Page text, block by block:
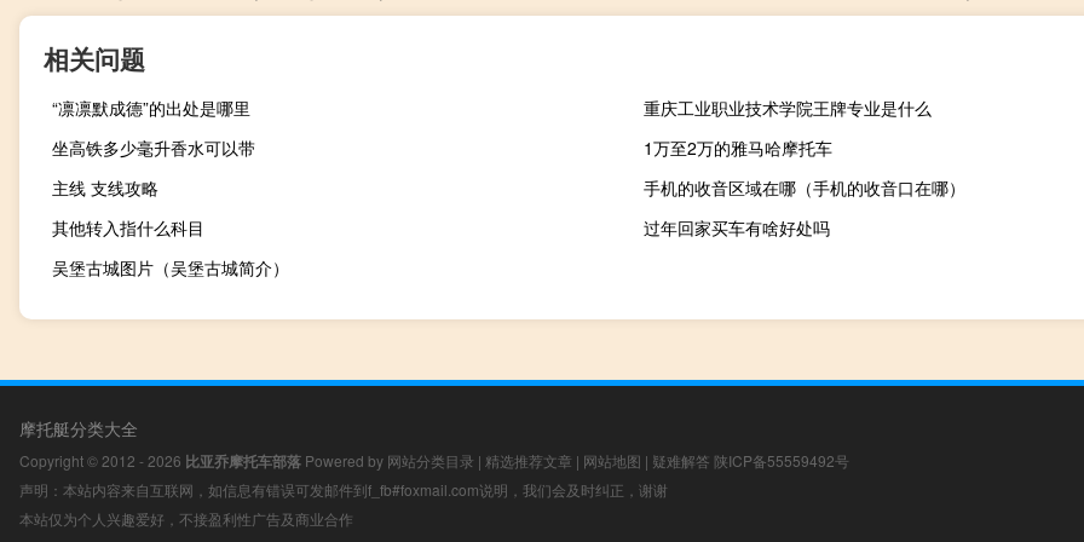
相关问题
“凛凛默成德”的出处是哪里
重庆工业职业技术学院王牌专业是什么
坐高铁多少毫升香水可以带
1万至2万的雅马哈摩托车
主线 支线攻略
手机的收音区域在哪（手机的收音口在哪）
其他转入指什么科目
过年回家买车有啥好处吗
吴堡古城图片（吴堡古城简介）
摩托艇分类大全
Copyright © 2012 - 2026 比亚乔摩托车部落 Powered by 网站分类目录 | 精选推荐文章 | 网站地图 | 疑难解答 陕ICP备55559492号
声明：本站内容来自互联网，如信息有错误可发邮件到f_fb#foxmail.com说明，我们会及时纠正，谢谢
本站仅为个人兴趣爱好，不接盈利性广告及商业合作